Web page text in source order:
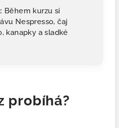
Během kurzu si
Nespresso, čaj
kanapky a sladké
probíhá?